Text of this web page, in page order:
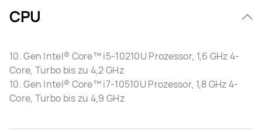
CPU
10. Gen Intel® Core™ i5-10210U Prozessor, 1,6 GHz 4-
Core, Turbo bis zu 4,2 GHz
10. Gen Intel® Core™ i7-10510U Prozessor, 1,8 GHz 4-
Core, Turbo bis zu 4,9 GHz